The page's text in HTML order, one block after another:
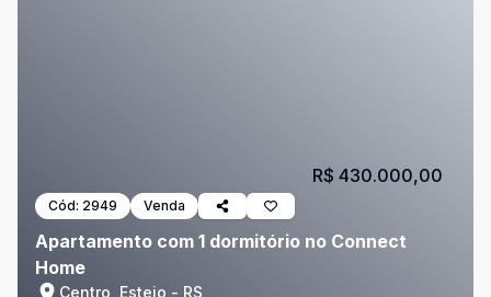
Cód: 2949 Venda
Apartamento com 1 dormitório no Connect
Home
Centro, Esteio - RS
R$ 430.000,00